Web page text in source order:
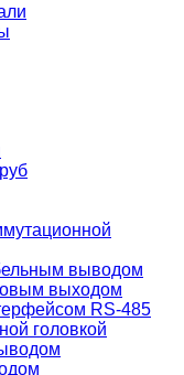
выводом
выходом
RS-485
головкой